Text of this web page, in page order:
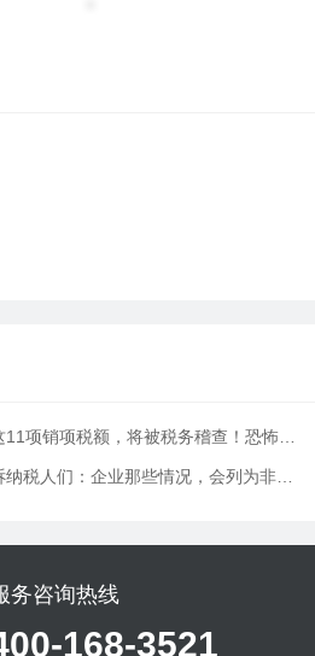
销项税额，将被税务稽查！恐怖，很多企业
税人们：企业那些情况，会列为非正常经
务咨询热线
168-3521